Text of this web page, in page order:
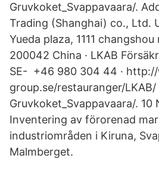
Gruvkoket_Svappavaara/.
Trading (Shanghai) co., Ltd.
Yueda plaza, 1111
200042 China · LKAB
SE- +46 980 304 44 ·
group.se/restauranger/LKAB/
Gruvkoket_Svappavaara/. 10
Inventering av förorenad
industriområden i Kiruna,
Malmberget.